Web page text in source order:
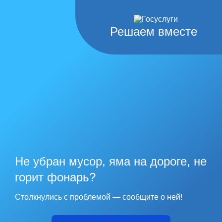
Решаем вместе
Не убран мусор, яма на дороге, не
горит фонарь?
Столкнулись с проблемой — сообщите о ней!